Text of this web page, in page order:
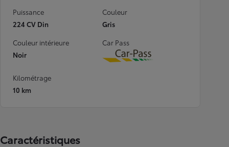
Puissance
224 CV Din
Couleur
Gris
Couleur intérieure
Noir
Car Pass
Download
Kilométrage
10 km
Caractéristiques